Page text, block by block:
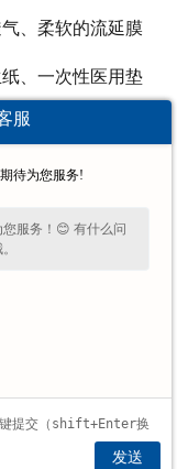
、柔软的流延膜
、一次性医用垫
护理等领域，对
用垫表面干爽、
采用******工
，不管有多大的
。
签
念区分
服
待为您服务!
服务！😊 有什么问
发送